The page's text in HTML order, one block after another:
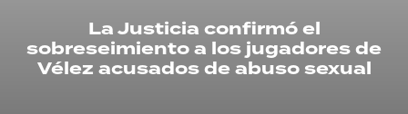
La Justicia confirmó el
sobreseimiento a los jugadores de
Vélez acusados de abuso sexual
RECETAS
PALABRAS